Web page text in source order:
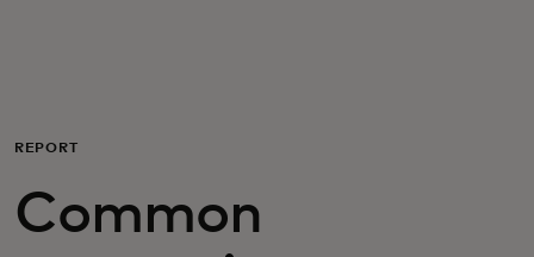
Для новаторов
Новости и тренды
REPORT
Common